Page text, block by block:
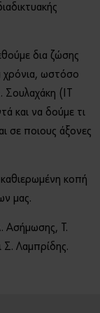
δια ζώσης
χρόνια, ωστόσο
Σουλαχάκη (IT
και να δούμε τι
σε ποιους άξονες
κοπή
μας.
Ασήμωσης, Τ.
Σ. Λαμπρίδης.